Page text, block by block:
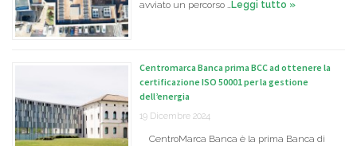
avviato un percorso …Leggi tutto »
Centromarca Banca prima BCC ad ottenere la
certificazione ISO 50001 per la gestione
dell’energia
19 Dicembre 2024
CentroMarca Banca è la prima Banca di